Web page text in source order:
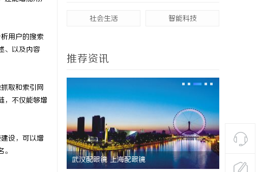
用户的搜索
、以及内容
取和索引网
，不仅能够增
设，可以增
社会生活 智能科技
推荐资讯
武汉配眼镜 上海配眼镜